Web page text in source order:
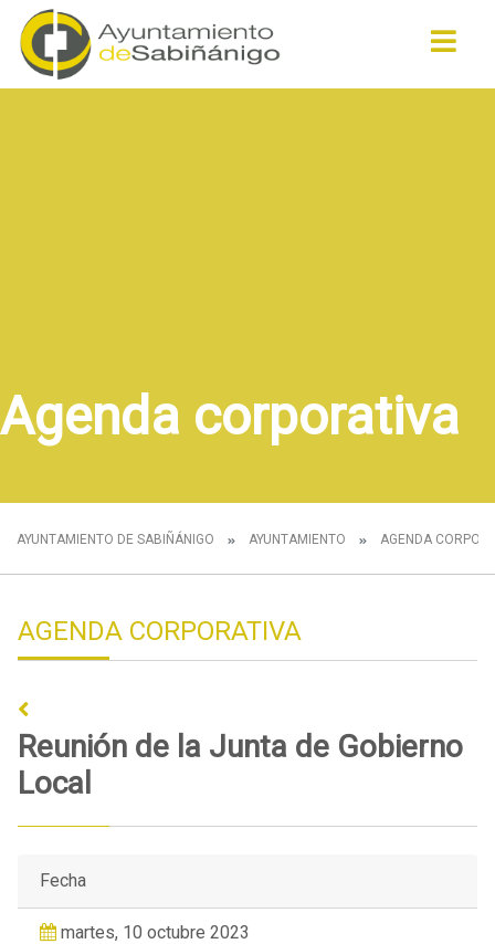
Agenda corporativa
AYUNTAMIENTO DE SABIÑÁNIGO AYUNTAMIENTO AGENDA
AGENDA CORPORATIVA
Reunión de la Junta de Gobierno
Local
Fecha
martes, 10 octubre 2023